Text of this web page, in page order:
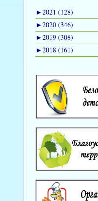
►2021 (128)
►2020 (346)
►2019 (308)
►2018 (161)